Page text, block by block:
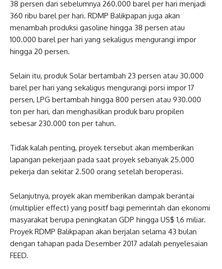
38 persen dari sebelumnya 260.000 barel per hari menjadi
360 ribu barel per hari. RDMP Balikpapan juga akan
menambah produksi gasoline hingga 38 persen atau
100.000 barel per hari yang sekaligus mengurangi impor
hingga 20 persen.
Selain itu, produk Solar bertambah 23 persen atau 30.000
barel per hari yang sekaligus mengurangi porsi impor 17
persen, LPG bertambah hingga 800 persen atau 930.000
ton per hari, dan menghasilkan produk baru propilen
sebesar 230.000 ton per tahun.
Tidak kalah penting, proyek tersebut akan memberikan
lapangan pekerjaan pada saat proyek sebanyak 25.000
pekerja dan sekitar 2.500 orang setelah beroperasi.
Selanjutnya, proyek akan memberikan dampak berantai
(multiplier effect) yang positf bagi pemerintah dan ekonomi
masyarakat berupa peningkatan GDP hingga US$ 1,6 miliar.
Proyek RDMP Balikpapan akan berjalan selama 43 bulan
dengan tahapan pada Desember 2017 adalah penyelesaian
FEED.